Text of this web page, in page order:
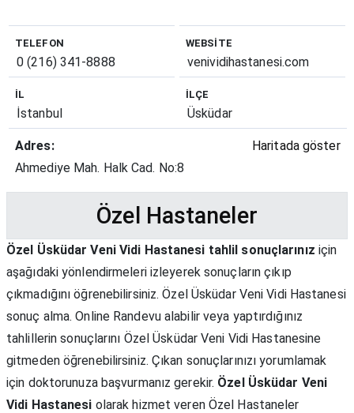
TELEFON
0 (216) 341-8888
WEBSITE
venividihastanesi.com
İL
İstanbul
İLÇE
Üsküdar
Adres:
Haritada göster
Ahmediye Mah. Halk Cad. No:8
Özel Hastaneler
Özel Üsküdar Veni Vidi Hastanesi tahlil sonuçlarınız için
aşağıdaki yönlendirmeleri izleyerek sonuçların çıkıp
çıkmadığını öğrenebilirsiniz. Özel Üsküdar Veni Vidi Hastanesi
sonuç alma. Online Randevu alabilir veya yaptırdığınız
tahlillerin sonuçlarını Özel Üsküdar Veni Vidi Hastanesine
gitmeden öğrenebilirsiniz. Çıkan sonuçlarınızı yorumlamak
için doktorunuza başvurmanız gerekir. Özel Üsküdar Veni
Vidi Hastanesi olarak hizmet veren Özel Hastaneler